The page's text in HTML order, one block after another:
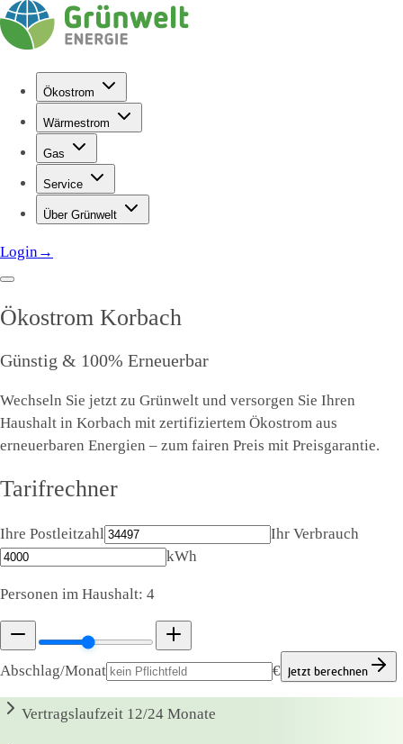
Ökostrom
Wärmestrom
Gas
Service
Über Grünwelt
Login→
Ökostrom Korbach
Günstig & 100% Erneuerbar
Wechseln Sie jetzt zu Grünwelt und versorgen Sie Ihren
Haushalt in Korbach mit zertifiziertem Ökostrom aus
erneuerbaren Energien – zum fairen Preis mit Preisgarantie.
Tarifrechner
Ihre Postleitzahl
Ihr Verbrauch
kWh
Personen im Haushalt: 4
Abschlag/Monat € Jetzt berechnen
Vertragslaufzeit 12/24 Monate